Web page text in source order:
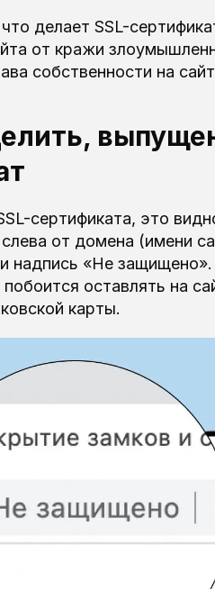
делает SSL-
от кражи
собственности на
сертификата, это
от домена (имени
надпись «Не защищено».
оставлять на
карты.